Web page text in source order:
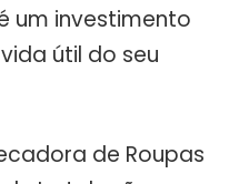
um investimento
útil do seu
de Roupas